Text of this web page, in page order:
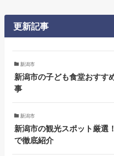
更新記事
新潟市
新潟市の子ども食堂おすす
事
新潟市
新潟市の観光スポット厳選
で徹底紹介